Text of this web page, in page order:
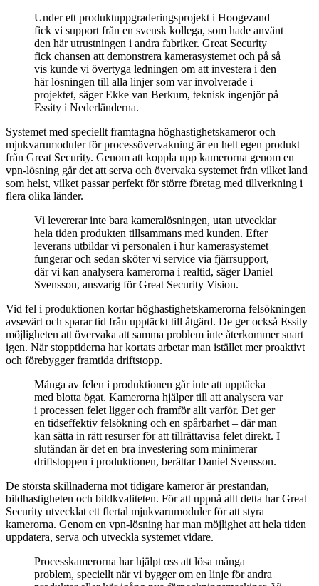
Under ett produktuppgraderingsprojekt i Hoogezand
fick vi support från en svensk kollega, som hade använt
den här utrustningen i andra fabriker. Great Security
fick chansen att demonstrera kamerasystemet och på så
vis kunde vi övertyga ledningen om att investera i den
här lösningen till alla linjer som var involverade i
projektet, säger Ekke van Berkum, teknisk ingenjör på
Essity i Nederländerna.
Systemet med speciellt framtagna höghastighetskameror och
mjukvarumoduler för processövervakning är en helt egen produkt
från Great Security. Genom att koppla upp kamerorna genom en
vpn-lösning går det att serva och övervaka systemet från vilket land
som helst, vilket passar perfekt för större företag med tillverkning i
flera olika länder.
Vi levererar inte bara kameralösningen, utan utvecklar
hela tiden produkten tillsammans med kunden. Efter
leverans utbildar vi personalen i hur kamerasystemet
fungerar och sedan sköter vi service via fjärrsupport,
där vi kan analysera kamerorna i realtid, säger Daniel
Svensson, ansvarig för Great Security Vision.
Vid fel i produktionen kortar höghastighetskamerorna felsökningen
avsevärt och sparar tid från upptäckt till åtgärd. De ger också Essity
möjligheten att övervaka att samma problem inte återkommer snart
igen. När stopptiderna har kortats arbetar man istället mer proaktivt
och förebygger framtida driftstopp.
Många av felen i produktionen går inte att upptäcka
med blotta ögat. Kamerorna hjälper till att analysera var
i processen felet ligger och framför allt varför. Det ger
en tidseffektiv felsökning och en spårbarhet – där man
kan sätta in rätt resurser för att tillrättavisa felet direkt. I
slutändan är det en bra investering som minimerar
driftstoppen i produktionen, berättar Daniel Svensson.
De största skillnaderna mot tidigare kameror är prestandan,
bildhastigheten och bildkvaliteten. För att uppnå allt detta har Great
Security utvecklat ett flertal mjukvarumoduler för att styra
kamerorna. Genom en vpn-lösning har man möjlighet att hela tiden
uppdatera, serva och utveckla systemet vidare.
Processkamerorna har hjälpt oss att lösa många
problem, speciellt när vi bygger om en linje för andra